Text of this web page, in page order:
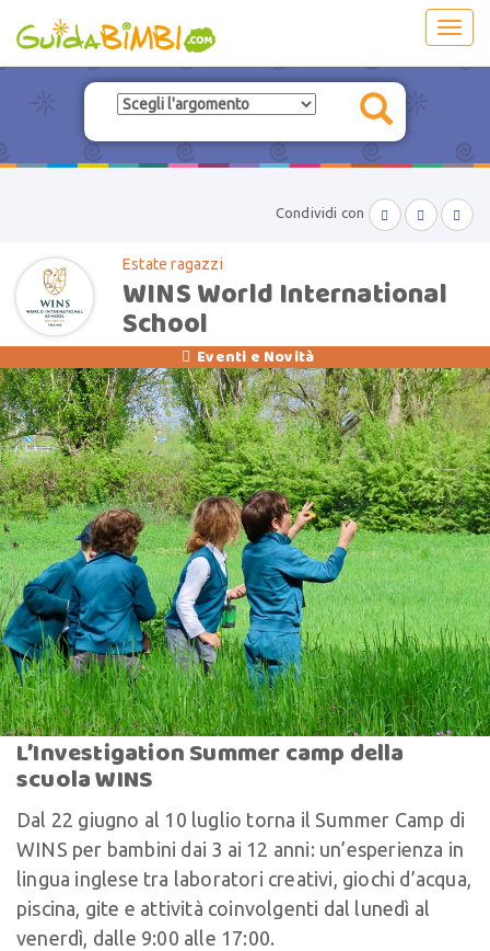
Condividi con   
Estate ragazzi
WINS World International
School
 Eventi e Novità
L’Investigation Summer camp della
scuola WINS
Dal 22 giugno al 10 luglio torna il Summer Camp di
WINS per bambini dai 3 ai 12 anni: un’esperienza in
lingua inglese tra laboratori creativi, giochi d’acqua,
piscina, gite e attività coinvolgenti dal lunedì al
venerdì, dalle 9:00 alle 17:00.